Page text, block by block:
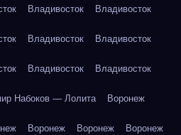
Владивосток Владивосток
Владивосток Владивосток
Владивосток Владивосток
Набоков — Лолита Воронеж
Воронеж Воронеж Воронеж